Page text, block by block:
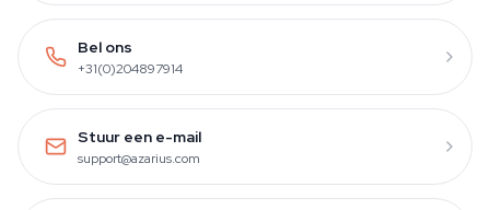
Bel ons
+31(0)204897914
Stuur een e-mail
support@azarius.com